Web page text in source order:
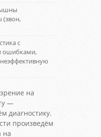
(звон,
с
ошибками,
на
—
диагностику.
произведём
на